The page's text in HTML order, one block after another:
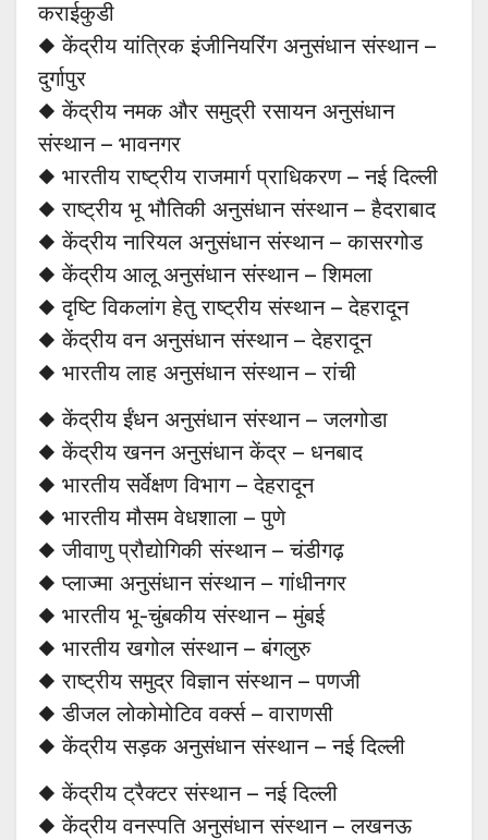
कराईकुडी
◆ केंद्रीय यांत्रिक इंजीनियरिंग अनुसंधान संस्थान –
दुर्गापुर
◆ केंद्रीय नमक और समुद्री रसायन अनुसंधान
संस्थान – भावनगर
◆ भारतीय राष्ट्रीय राजमार्ग प्राधिकरण – नई दिल्ली
◆ राष्ट्रीय भू भौतिकी अनुसंधान संस्थान – हैदराबाद
◆ केंद्रीय नारियल अनुसंधान संस्थान – कासरगोड
◆ केंद्रीय आलू अनुसंधान संस्थान – शिमला
◆ दृष्टि विकलांग हेतु राष्ट्रीय संस्थान – देहरादून
◆ केंद्रीय वन अनुसंधान संस्थान – देहरादून
◆ भारतीय लाह अनुसंधान संस्थान – रांची
◆ केंद्रीय ईंधन अनुसंधान संस्थान – जलगोडा
◆ केंद्रीय खनन अनुसंधान केंद्र – धनबाद
◆ भारतीय सर्वेक्षण विभाग – देहरादून
◆ भारतीय मौसम वेधशाला – पुणे
◆ जीवाणु प्रौद्योगिकी संस्थान – चंडीगढ़
◆ प्लाज्मा अनुसंधान संस्थान – गांधीनगर
◆ भारतीय भू-चुंबकीय संस्थान – मुंबई
◆ भारतीय खगोल संस्थान – बंगलुरु
◆ राष्ट्रीय समुद्र विज्ञान संस्थान – पणजी
◆ डीजल लोकोमोटिव वर्क्स – वाराणसी
◆ केंद्रीय सड़क अनुसंधान संस्थान – नई दिल्ली
◆ केंद्रीय ट्रैक्टर संस्थान – नई दिल्ली
◆ केंद्रीय वनस्पति अनुसंधान संस्थान – लखनऊ